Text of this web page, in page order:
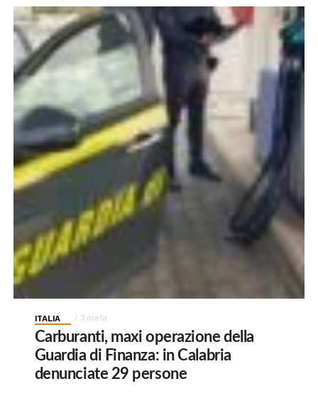
ITALIA 3 ore fa
Carburanti, maxi operazione della
Guardia di Finanza: in Calabria
denunciate 29 persone